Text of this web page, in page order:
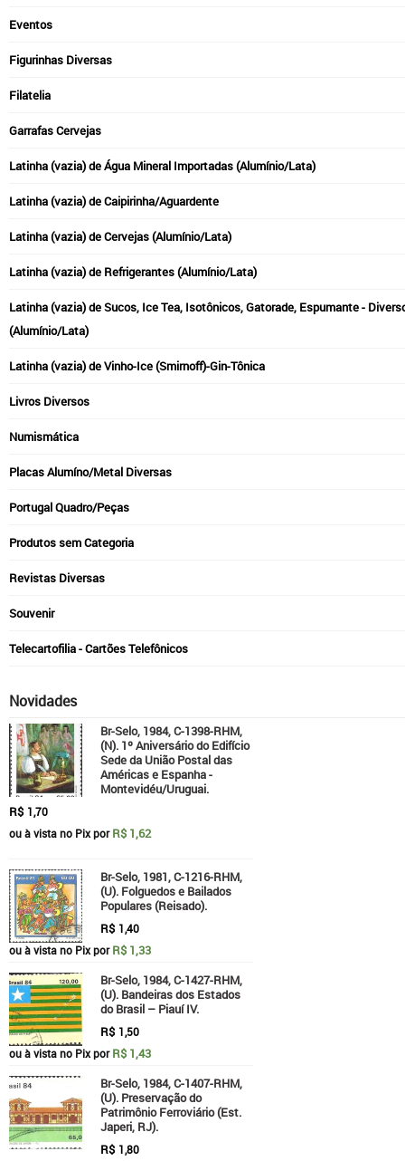
Eventos
Figurinhas Diversas
Filatelia
Garrafas Cervejas
Latinha (vazia) de Água Mineral Importadas (Alumínio/Lata)
Latinha (vazia) de Caipirinha/Aguardente
Latinha (vazia) de Cervejas (Alumínio/Lata)
Latinha (vazia) de Refrigerantes (Alumínio/Lata)
Latinha (vazia) de Sucos, Ice Tea, Isotônicos, Gatorade, Espumante -
(Alumínio/Lata)
Latinha (vazia) de Vinho-Ice (Smirnoff)-Gin-Tônica
Livros Diversos
Numismática
Placas Alumíno/Metal Diversas
Portugal Quadro/Peças
Produtos sem Categoria
Revistas Diversas
Souvenir
Telecartofilia - Cartões Telefônicos
Novidades
Br-Selo, 1984, C-1398-RHM,
(N). 1º Aniversário do Edifício
Sede da União Postal das
Américas e Espanha -
Montevidéu/Uruguai.
R$ 1,70
ou à vista no Pix porR$ 1,62
Br-Selo, 1981, C-1216-RHM,
(U). Folguedos e Bailados
Populares (Reisado).
R$ 1,40
ou à vista no Pix porR$ 1,33
Br-Selo, 1984, C-1427-RHM,
(U). Bandeiras dos Estados
do Brasil – Piauí IV.
R$ 1,50
ou à vista no Pix porR$ 1,43
Br-Selo, 1984, C-1407-RHM,
(U). Preservação do
Patrimônio Ferroviário (Est.
Japeri, RJ).
R$ 1,80